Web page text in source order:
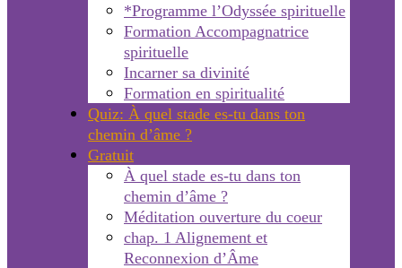
*Programme l’Odyssée spirituelle
Formation Accompagnatrice
spirituelle
Incarner sa divinité
Formation en spiritualité
Quiz: À quel stade es-tu dans ton
chemin d’âme ?
Gratuit
À quel stade es-tu dans ton
chemin d’âme ?
Méditation ouverture du coeur
chap. 1 Alignement et
Reconnexion d’Âme